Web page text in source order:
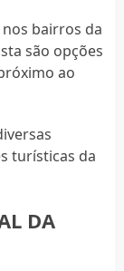
bairros da
são opções
ao
turísticas da
DA